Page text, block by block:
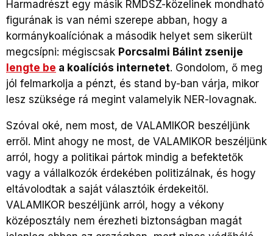
Harmadrészt egy másik RMDSZ-közelinek mondható
figurának is van némi szerepe abban, hogy a
kormánykoalíciónak a második helyet sem sikerült
megcsípni: mégiscsak Porcsalmi Bálint zsenije
lengte be a koalíciós internetet. Gondolom, ő meg
jól felmarkolja a pénzt, és stand by-ban várja, mikor
lesz szüksége rá megint valamelyik NER-lovagnak.
Szóval oké, nem most, de VALAMIKOR beszéljünk
erről. Mint ahogy ne most, de VALAMIKOR beszéljünk
arról, hogy a politikai pártok mindig a befektetők
vagy a vállalkozók érdekében politizálnak, és hogy
eltávolodtak a saját választóik érdekeitől.
VALAMIKOR beszéljünk arról, hogy a vékony
középosztály nem érezheti biztonságban magát